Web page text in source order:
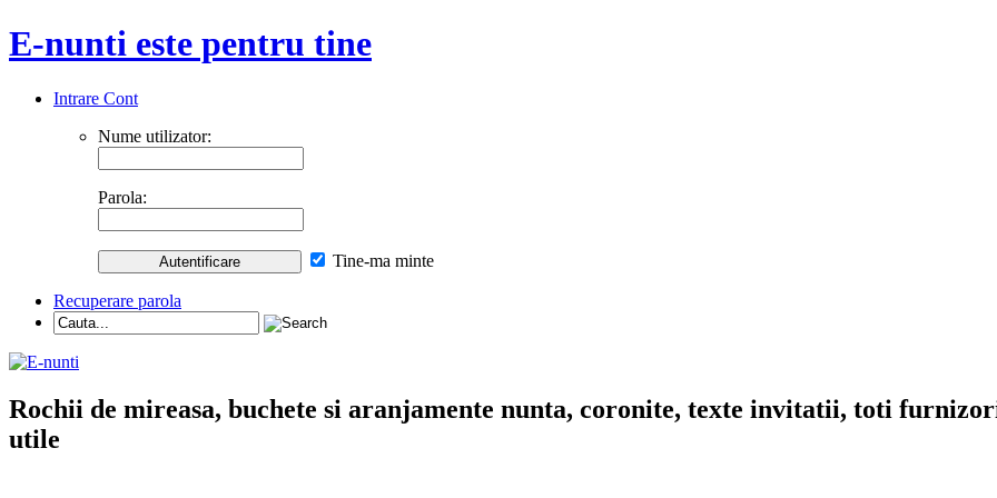
E-nunti este pentru tine
Intrare Cont
Nume utilizator:
Parola:
Tine-ma minte
Recuperare parola
Rochii de mireasa, buchete si aranjamente nunta, coronite, texte invitatii, toti
utile